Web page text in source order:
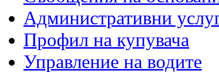
Административни
Профил на купувача
Управление на водите